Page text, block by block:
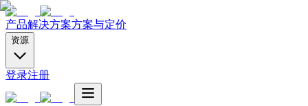
产品解决方案方案与定价
资源
登录注册